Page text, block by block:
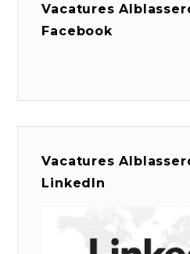
Vacatures
Facebook
Vacatures
LinkedIn